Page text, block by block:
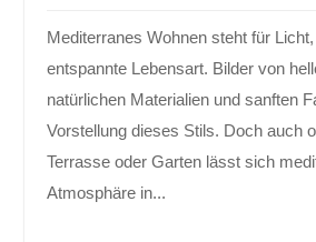
Mediterranes Wohnen steht für
entspannte Lebensart. Bilder von
natürlichen Materialien und sanften
Vorstellung dieses Stils. Doch auch
Terrasse oder Garten lässt sich
Atmosphäre in...